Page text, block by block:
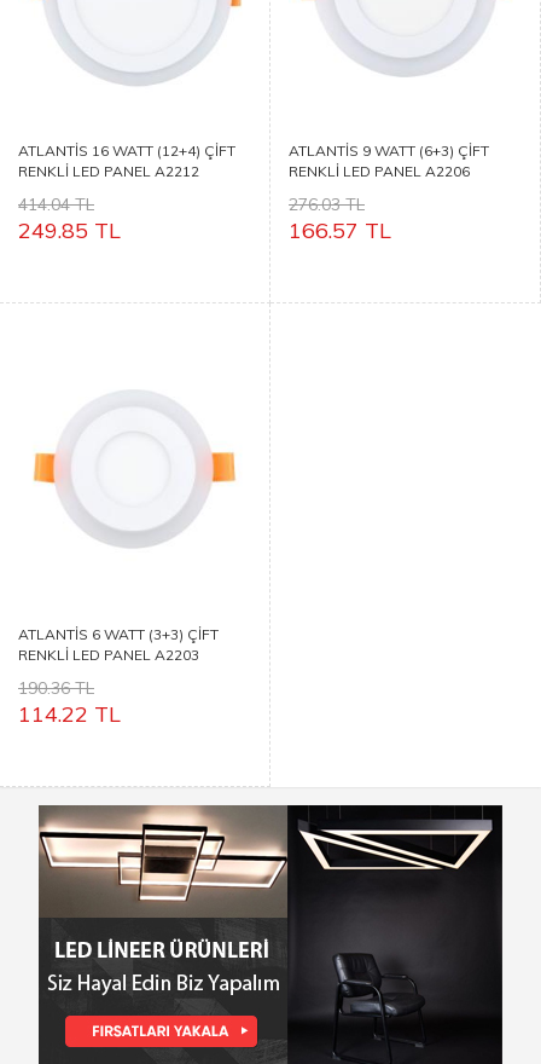
ATLANTİS 16 WATT (12+4) ÇİFT
RENKLİ LED PANEL A2212
414.04 TL
249.85 TL
ATLANTİS 9 WATT (6+3) ÇİFT
RENKLİ LED PANEL A2206
276.03 TL
166.57 TL
ATLANTİS 6 WATT (3+3) ÇİFT
RENKLİ LED PANEL A2203
190.36 TL
114.22 TL